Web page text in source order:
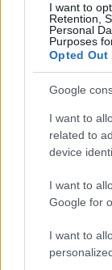
I want to
Retention,
Personal
Purposes
Opted Out
Google
I want to
related to
device
I want to
Google for
I want to
Tananyag
Magyar